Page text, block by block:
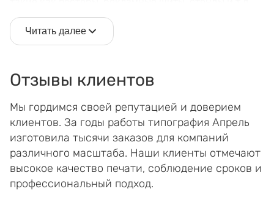
Каждый вид имеет свои особенности и применение.
Для изготовления плакатов в типографии "Апрель"
винил, ткань и другие. Каждый материал имеет свои
следует учитывать цель использования плаката.
Мы предлагаем различные форматы и размеры
от небольших А4 до больших А0 и более. При заказе
плаката необходимо учитывать не только размер, но и
тираж, материал и методы отделки, такие как
Читать далее
Отзывы клиентов
Мы гордимся своей репутацией и доверием
клиентов. За годы работы типография Апрель
изготовила тысячи заказов для компаний
различного масштаба. Наши клиенты отмечают
высокое качество печати, соблюдение сроков и
профессиональный подход.